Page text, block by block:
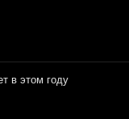
в этом году